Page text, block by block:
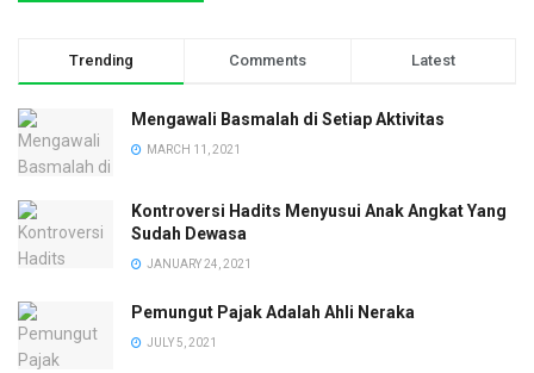
Trending Comments Latest
Mengawali Basmalah di Setiap Aktivitas
MARCH 11, 2021
Kontroversi Hadits Menyusui Anak Angkat Yang
Sudah Dewasa
JANUARY 24, 2021
Pemungut Pajak Adalah Ahli Neraka
JULY 5, 2021